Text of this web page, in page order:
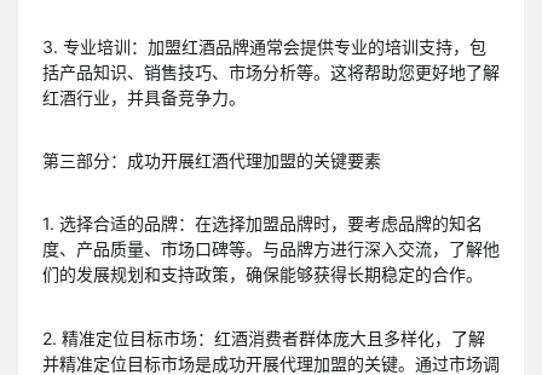
3. 专业培训：加盟红酒品牌通常会提供专业的培训支持，包
括产品知识、销售技巧、市场分析等。这将帮助您更好地了解
红酒行业，并具备竞争力。
第三部分：成功开展红酒代理加盟的关键要素
1. 选择合适的品牌：在选择加盟品牌时，要考虑品牌的知名
度、产品质量、市场口碑等。与品牌方进行深入交流，了解他
们的发展规划和支持政策，确保能够获得长期稳定的合作。
2. 精准定位目标市场：红酒消费者群体庞大且多样化，了解
并精准定位目标市场是成功开展代理加盟的关键。通过市场调